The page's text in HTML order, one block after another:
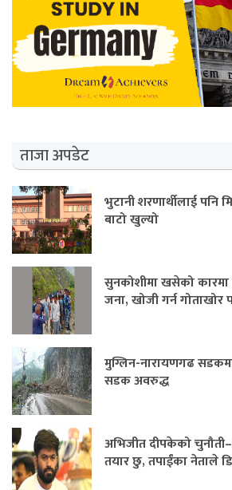
ताजा अपडेट
भुटानी शरणार्थीलाई पनि
बाटो खुल्यो
सुनकोशीमा खसेको
जना, खोजी गर्न गोताखोर
मुग्लिन-नारायणगढ
सडक अवरुद्ध
अभिजीत दीपकेको
तयार छु, तपाईंका नेताले